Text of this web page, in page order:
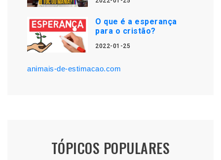
O que é a esperança
para o cristão?
2022-01-25
animais-de-estimacao.com
TÓPICOS POPULARES